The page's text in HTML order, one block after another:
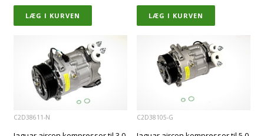
C2D38611-N C2D38105-G